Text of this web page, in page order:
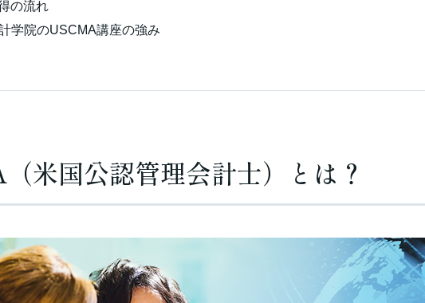
の流れ
学院のUSCMA講座の強み
米国公認管理会計士）とは？